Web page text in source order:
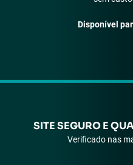
Disponível
SITE SEGURO E
Verificado nas